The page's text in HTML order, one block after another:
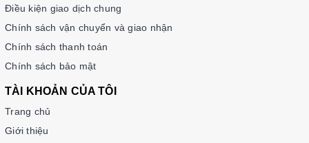
Giáo trình Tiếng Hàn Seoul Plus 3B+
Giáo trình Tiếng Hàn Seoul Plus 4A+
Giáo trình Tiếng Hàn Seoul Plus 4B+
Giáo trình Tiếng Hàn Seoul Plus 5A+
Giáo trình Tiếng Hàn Seoul Plus 5B+
Giáo trình Tiếng Hàn Seoul Plus 6B+
Điều kiện giao dịch chung
Chính sách vận chuyển và giao nhận
Chính sách thanh toán
Chính sách bảo mật
TÀI KHOẢN CỦA TÔI
Trang chủ
Giới thiệu